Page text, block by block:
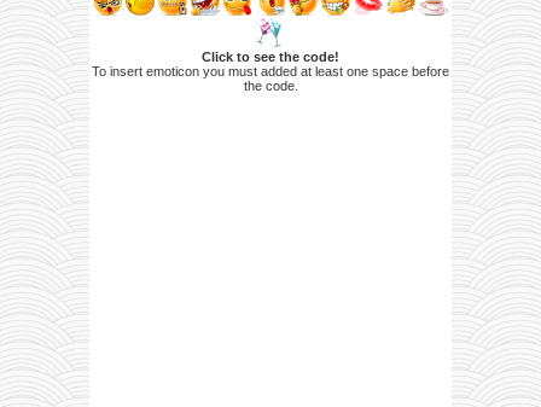
Click to see the code!
To insert emoticon you must added at least one space before
the code.